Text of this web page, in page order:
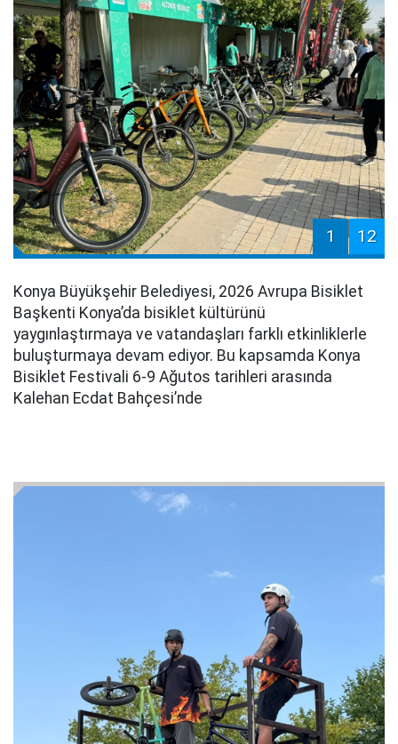
1 12
Konya Büyükşehir Belediyesi, 2026 Avrupa Bisiklet
Başkenti Konya’da bisiklet kültürünü
yaygınlaştırmaya ve vatandaşları farklı etkinliklerle
buluşturmaya devam ediyor. Bu kapsamda Konya
Bisiklet Festivali 6-9 Ağutos tarihleri arasında
Kalehan Ecdat Bahçesi’nde